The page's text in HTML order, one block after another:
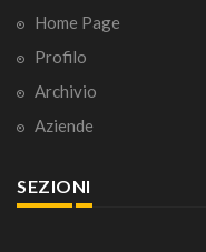
Home Page
Profilo
Archivio
Aziende
SEZIONI